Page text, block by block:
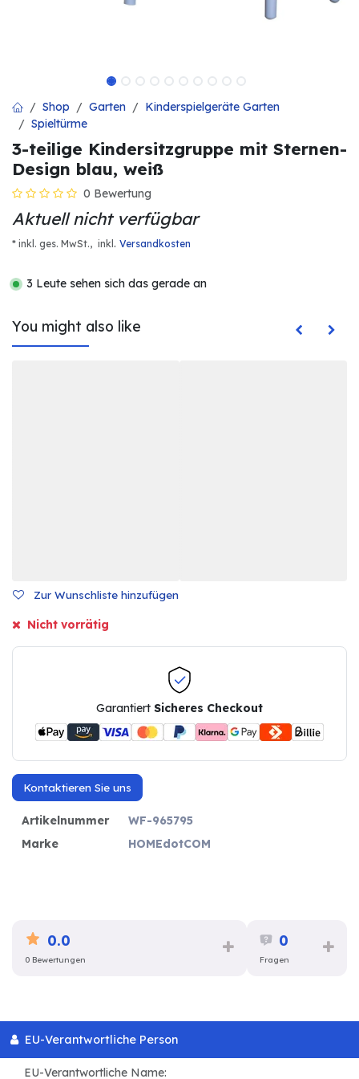
Shop Garten
Kinderspielgeräte Garten
Spieltürme
3-teilige Kindersitzgruppe mit Sternen-
Design blau, weiß
0 Bewertung
Aktuell nicht verfügbar
* inkl. ges. MwSt., inkl . Versandkosten
3 Leute sehen sich das gerade an
You might also like
Zur Wunschliste hinzufügen
Nicht vorrätig
Garantiert Sicheres Checkout
Kontaktieren Sie uns
Artikelnummer
WF-965795
Marke
HOMEdotCOM
0.0
0 Bewertungen
0
Fragen
EU-Verantwortliche Person
EU-Verantwortliche Name: